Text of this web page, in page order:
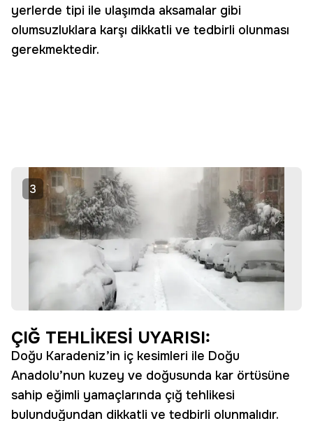
yerlerde tipi ile ulaşımda aksamalar gibi
olumsuzluklara karşı dikkatli ve tedbirli olunması
gerekmektedir.
3
ÇIĞ TEHLİKESİ UYARISI:
Doğu Karadeniz’in iç kesimleri ile Doğu
Anadolu’nun kuzey ve doğusunda kar örtüsüne
sahip eğimli yamaçlarında çığ tehlikesi
bulunduğundan dikkatli ve tedbirli olunmalıdır.